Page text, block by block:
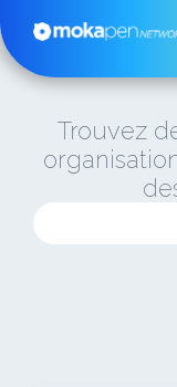
Trouvez